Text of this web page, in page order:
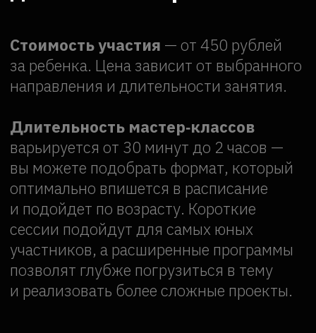
Нажимая на кнопку, я соглашаюсь с Политикой
конфиденциальности
Отправить →